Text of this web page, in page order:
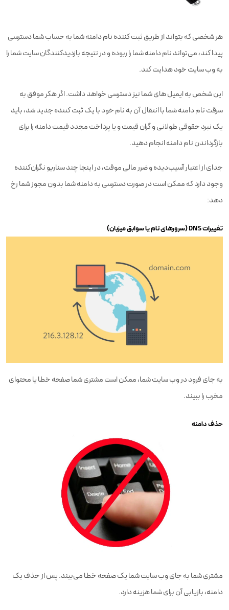
هر شخصی که بتواند از طریق ثبت کننده نام دامنه شما به حساب شما دسترسی
پیدا کند، می‌تواند نام دامنه شما را ربوده و در نتیجه بازدیدکنندگان سایت شما را
به وب سایت خود هدایت کند.
این شخص به ایمیل های شما نیز دسترسی خواهد داشت. اگر هکر موفق به
سرقت نام دامنه شما با انتقال آن به نام خود با یک ثبت کننده جدید شد، باید
یک نبرد حقوقی طولانی و گران قیمت و یا پرداخت مجدد قیمت دامنه را برای
بازگرداندن نام دامنه انجام دهید.
جدای از اعتبار آسیب‌دیده و ضرر مالی موقت، در اینجا چند سناریو نگران‌کننده
وجود دارد که ممکن است در صورت دسترسی به دامنه شما بدون مجوز شما رخ
دهد:
تغییرات DNS (سرورهای نام یا سوابق میزبان)
به جای فرود در وب سایت شما، ممکن است مشتری شما صفحه خطا یا محتوای
مخرب را ببیند.
حذف دامنه
مشتری شما به جای وب سایت شما یک صفحه خطا می‌بیند. پس از حذف یک
دامنه، بازیابی آن برای شما هزینه دارد.